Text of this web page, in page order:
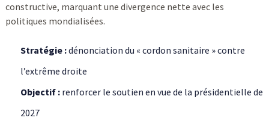
constructive, marquant une divergence nette avec les
politiques mondialisées.
Stratégie :dénonciation du « cordon sanitaire » contre
l’extrême droite
Objectif :renforcer le soutien en vue de la présidentielle de
2027